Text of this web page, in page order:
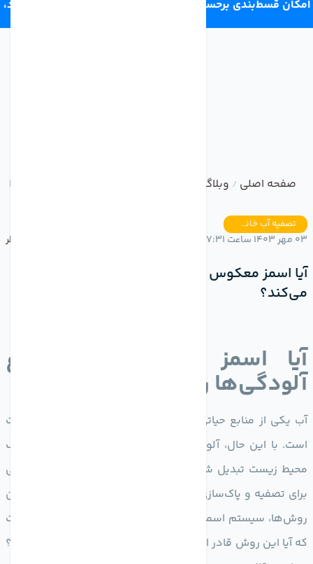
امکان قسط‌بندی برحسب اعتبار ترب‌پی 4 قسط ماهانه. بدون سود،
صفحه اصلی / وبلاگ آیا اسمز معکوس همه نوع آلودگی‌ها
تصفیه آب خانگی
03 مهر 1403 ساعت 17:31 بدون نظر
آیا اسمز معکوس همه نوع آلودگی‌ها را حذف
می‌کند؟
آیا اسمز معکوس همه نوع
آلودگی‌ها را حذف می‌کند؟
آب یکی از منابع حیاتی برای زندگی انسان‌ها، گیاهان و حیوانات
است. با این حال، آلودگی منابع آبی به یکی از چالش‌های بزرگ
محیط زیست تبدیل شده است. در این راستا، روش‌های مختلفی
برای تصفیه و پاک‌سازی آب معرفی شده‌اند. یکی از مؤثرترین این
روش‌ها، سیستم اسمز معکوس است. ام ا سوال مهم این است
که آیا این روش قادر است همه نوع آلودگی‌ها را از آب حذف کند؟